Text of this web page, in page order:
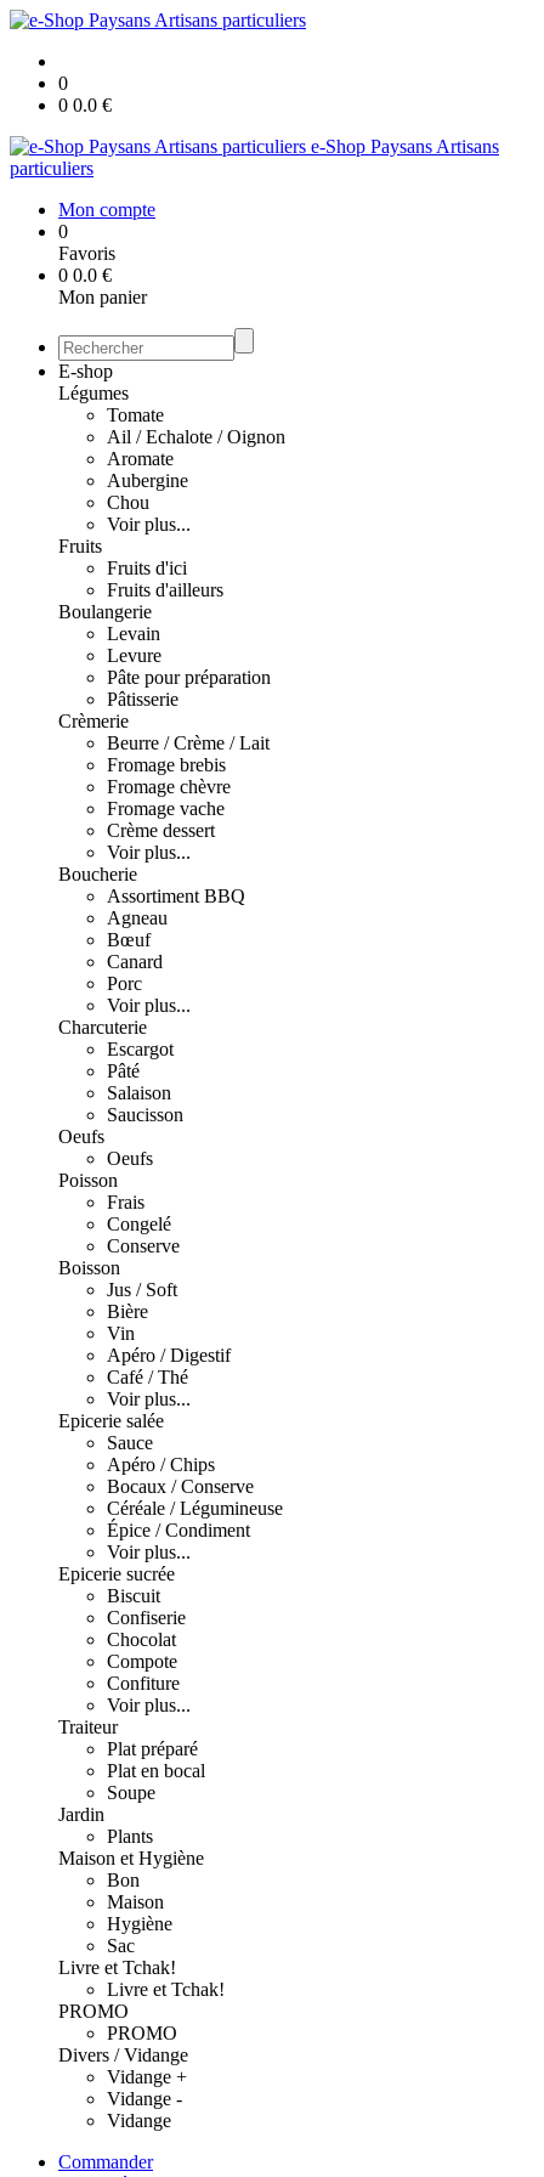
0
0 0.0 €
e-Shop Paysans Artisans
particuliers
Mon compte
0
Favoris
0 0.0 €
Mon panier
E-shop
Légumes
Tomate
Ail / Echalote / Oignon
Aromate
Aubergine
Chou
Voir plus...
Fruits
Fruits d'ici
Fruits d'ailleurs
Boulangerie
Levain
Levure
Pâte pour préparation
Pâtisserie
Crèmerie
Beurre / Crème / Lait
Fromage brebis
Fromage chèvre
Fromage vache
Crème dessert
Voir plus...
Boucherie
Assortiment BBQ
Agneau
Bœuf
Canard
Porc
Voir plus...
Charcuterie
Escargot
Pâté
Salaison
Saucisson
Oeufs
Oeufs
Poisson
Frais
Congelé
Conserve
Boisson
Jus / Soft
Bière
Vin
Apéro / Digestif
Café / Thé
Voir plus...
Epicerie salée
Sauce
Apéro / Chips
Bocaux / Conserve
Céréale / Légumineuse
Épice / Condiment
Voir plus...
Epicerie sucrée
Biscuit
Confiserie
Chocolat
Compote
Confiture
Voir plus...
Traiteur
Plat préparé
Plat en bocal
Soupe
Jardin
Plants
Maison et Hygiène
Bon
Maison
Hygiène
Sac
Livre et Tchak!
Livre et Tchak!
PROMO
PROMO
Divers / Vidange
Vidange +
Vidange -
Vidange
Commander